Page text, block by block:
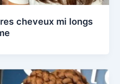
cheveux mi longs